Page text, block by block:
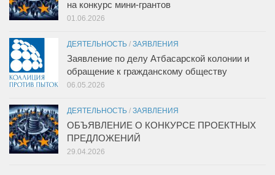
на конкурс мини-грантов
01.06.2026
ДЕЯТЕЛЬНОСТЬ / ЗАЯВЛЕНИЯ
Заявление по делу Атбасарской колонии и
обращение к гражданскому обществу
06.05.2026
ДЕЯТЕЛЬНОСТЬ / ЗАЯВЛЕНИЯ
ОБЪЯВЛЕНИЕ О КОНКУРСЕ ПРОЕКТНЫХ
ПРЕДЛОЖЕНИЙ
29.04.2026